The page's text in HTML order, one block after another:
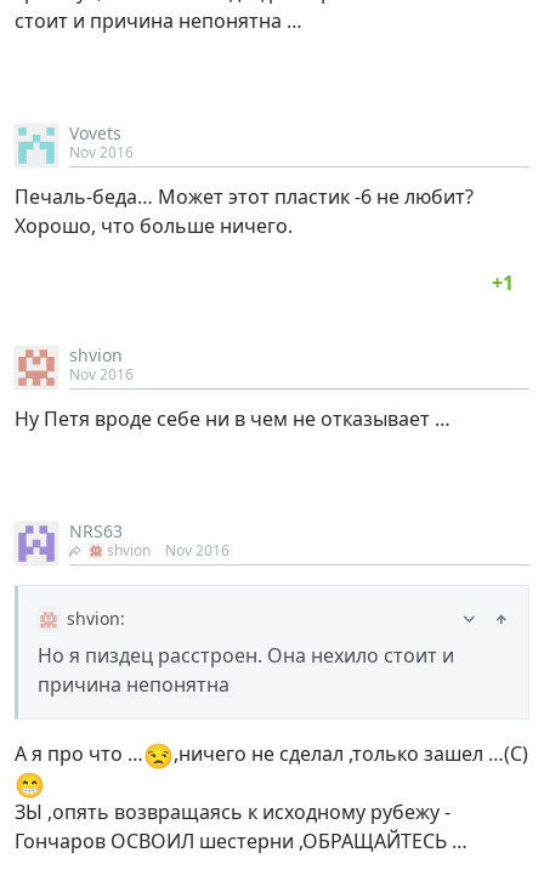
стоит и причина непонятна …
Vovets
Nov 2016
Печаль-беда… Может этот пластик -6 не любит?
Хорошо, что больше ничего.
shvion
Nov 2016
Ну Петя вроде себе ни в чем не отказывает …
NRS63
shvion Nov 2016
shvion:
Но я пиздец расстроен. Она нехило стоит и
причина непонятна
А я про что …😒,ничего не сделал ,только зашел …(С)
😁
ЗЫ ,опять возвращаясь к исходному рубежу -
Гончаров ОСВОИЛ шестерни ,ОБРАЩАЙТЕСЬ …